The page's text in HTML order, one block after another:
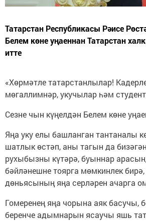
Татарстан Республикасы Рәисе
Белем көне уңаеннан Татарстан
итте
«Хөрмәтле татарстанлылар!
мөгаллимнәр, укучылар һәм
Сезне чын күңелдән Белем көне
Яңа уку елы башланган тантаналы
шатлык өстәп, аны тагын да
рухыбызны күтәрә, буыннар
бәйләнешне тоярга мөмкинлек
дөньясының яңа серләрен ачарга
Гомеренең яңа чорына аяк басучы,
беренче адымнарын ясаучы яшь